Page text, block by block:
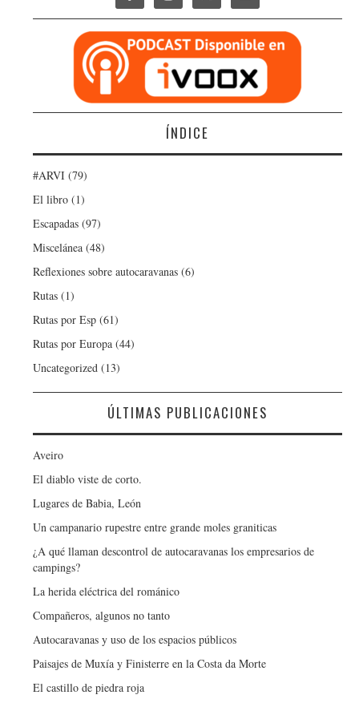
ÍNDICE
#ARVI (79)
El libro (1)
Escapadas (97)
Miscelánea (48)
Reflexiones sobre autocaravanas (6)
Rutas (1)
Rutas por Esp (61)
Rutas por Europa (44)
Uncategorized (13)
ÚLTIMAS PUBLICACIONES
Aveiro
El diablo viste de corto.
Lugares de Babia, León
Un campanario rupestre entre grande moles graniticas
¿A qué llaman descontrol de autocaravanas los empresarios de
campings?
La herida eléctrica del románico
Compañeros, algunos no tanto
Autocaravanas y uso de los espacios públicos
Paisajes de Muxía y Finisterre en la Costa da Morte
El castillo de piedra roja